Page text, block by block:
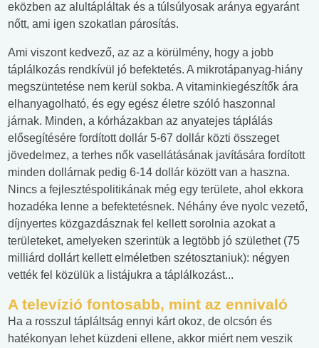
eközben az alultápláltak és a túlsúlyosak aránya egyaránt
nőtt, ami igen szokatlan párosítás.
Ami viszont kedvező, az az a körülmény, hogy a jobb
táplálkozás rendkívül jó befektetés. A mikrotápanyag-hiány
megszüntetése nem kerül sokba. A vitaminkiegészítők ára
elhanyagolható, és egy egész életre szóló haszonnal
járnak. Minden, a kórházakban az anyatejes táplálás
elősegítésére fordított dollár 5-67 dollár közti összeget
jövedelmez, a terhes nők vasellátásának javítására fordított
minden dollárnak pedig 6-14 dollár között van a haszna.
Nincs a fejlesztéspolitikának még egy területe, ahol ekkora
hozadéka lenne a befektetésnek. Néhány éve nyolc vezető,
díjnyertes közgazdásznak fel kellett sorolnia azokat a
területeket, amelyeken szerintük a legtöbb jó születhet (75
milliárd dollárt kellett elméletben szétosztaniuk): négyen
vették fel közülük a listájukra a táplálkozást...
A televízió fontosabb, mint az ennivaló
Ha a rosszul tápláltság ennyi kárt okoz, de olcsón és
hatékonyan lehet küzdeni ellene, akkor miért nem veszik